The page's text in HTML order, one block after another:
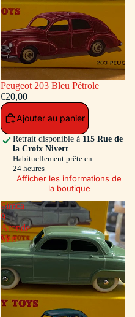
Peugeot 203 Bleu Pétrole
€20,00
Ajouter au panier
Retrait disponible à 115 Rue de
la Croix Nivert
Habituellement prête en
24 heures
Afficher les informations de
la boutique
Simca
9
Aronde
Vert